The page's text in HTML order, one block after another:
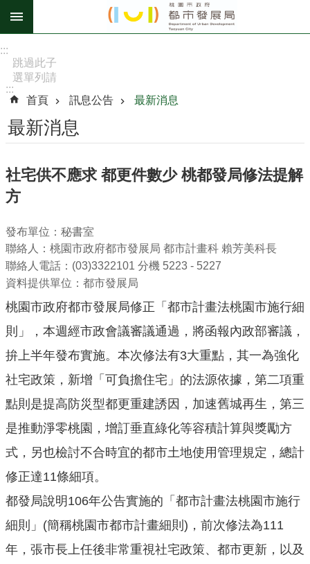
跳到主要內容區塊
階
搜
尋
息
公
認
識
我
們
關
通
錄
業
務
資
民
服
:::
跳過此子
選單列請
[Enter]，
繼續則按
[Tab]
:::
首頁
訊息公告 最新消息
最新消息
社宅供不應求 都更件數少 桃都發局修法提解
方
發布單位：秘書室
聯絡人：桃園市政府都市發展局 都市計畫科 賴芳美科長
聯絡人電話：(03)3322101 分機 5223 - 5227
資料提供單位：都市發展局
桃園市政府都市發展局修正「都市計畫法桃園市施行細
則」，本週經市政會議審議通過，將函報內政部審議，
拚上半年發布實施。本次修法有3大重點，其一為強化
社宅政策，新增「可負擔住宅」的法源依據，第二項重
點則是提高防災型都更重建誘因，加速舊城再生，第三
是推動淨零桃園，增訂垂直綠化等容積計算與獎勵方
式，另也檢討不合時宜的都市土地使用管理規定，總計
修正達11條細項。
都發局說明106年公告實施的「都市計畫法桃園市施行
細則」(簡稱桃園市都市計畫細則)，前次修法為111
年，張市長上任後非常重視社宅政策、都市更新，以及